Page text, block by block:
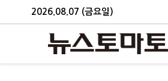
2026.08.07 (금요일)